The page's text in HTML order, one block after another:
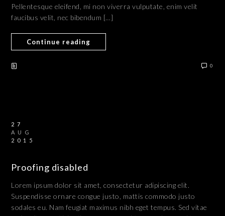
Pellentesque eleifend, mi non viverra vulputate, enim velit
faucibus velit, nec bibendum […]
Continue reading
0
27
AUG
2015
Proofing disabled
Lorem ipsum dolor sit amet, consectetur adipiscing elit.
Suspendisse ornare congue justo, mattis commodo justo
sodales eu. Nam feugiat maximus nibh eget tempus. Sed vitae